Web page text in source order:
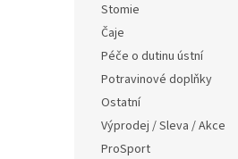
Stomie
Čaje
Péče o dutinu ústní
Potravinové doplňky
Ostatní
Výprodej / Sleva / Akce
ProSport